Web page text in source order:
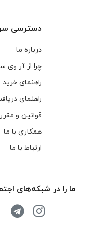
دسترسی
درباره ما
چرا از آر وی
راهنمای خرید
راهنمای
قوانین و
همکاری با ما
ارتباط با ما
ما را در شبکه‌های